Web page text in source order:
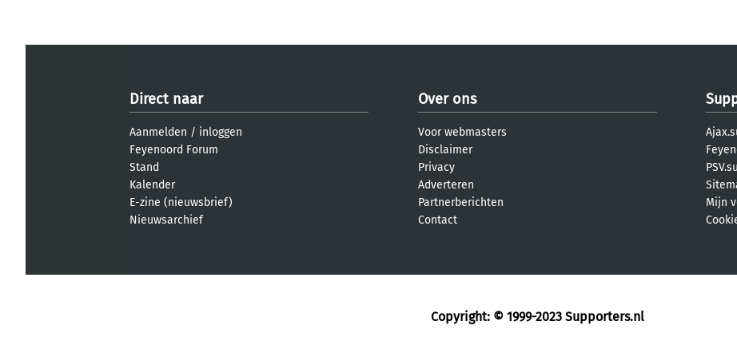
Direct naar
Aanmelden / inloggen
Feyenoord Forum
Stand
Kalender
E-zine (nieuwsbrief)
Nieuwsarchief
Over ons
Voor webmasters
Disclaimer
Privacy
Adverteren
Partnerberichten
Contact
Mijn
Copyright: © 1999-2023 Supporters.nl